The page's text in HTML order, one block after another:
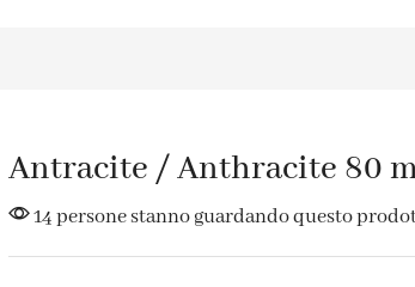
Antracite / Anthracite 80
14 persone stanno guardando questo